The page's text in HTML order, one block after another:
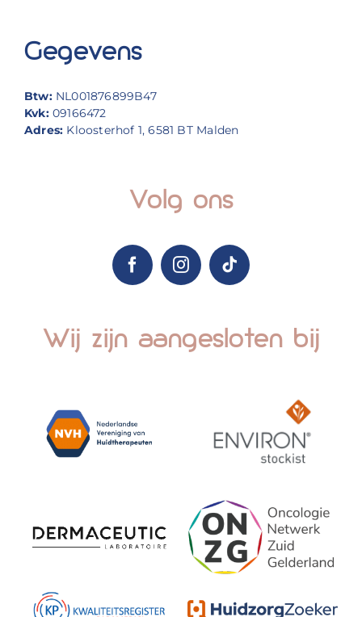
Gegevens
Btw: NL001876899B47
Kvk:09166472
Adres: Kloosterhof 1, 6581 BT Malden
Volg ons
Wij zijn aangesloten bij